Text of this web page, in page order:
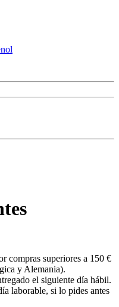
compras superiores a 150 €
y Alemania).
el siguiente día hábil.
laborable, si lo pides antes